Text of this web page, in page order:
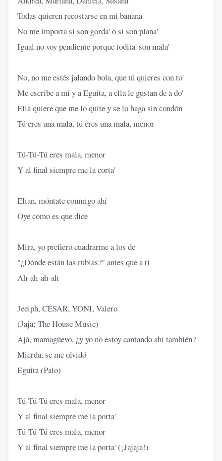
Todas quieren recostarse en mi banana
No me importa si son gorda' o si son plana'
Igual no voy pendiente porque todita' son mala'
No, no me estés jalando bola, que tú quieres con to'
Me escribe a mi y a Eguita, a ella le gustan de a do'
Ella quiere que me lo quite y se lo haga sin condón
Tú eres una mala, tú eres una mala, menor
Tú-Tú-Tú eres mala, menor
Y al final siempre me la corta'
Elian, móntate conmigo ahí
Oye cómo es que dice
Mira, yo prefiero cuadrarme a los de
"¿Dónde están las rubias?" antes que a ti
Ah-ah-ah-ah
Jeeiph, CÉSAR, YONI, Valero
(Jaja; The House Music)
Ajá, mamagüevo, ¿y yo no estoy cantando ahí también?
Mierda, se me olvidó
Eguita (Palo)
Tú-Tú-Tú eres mala, menor
Y al final siempre me la porta'
Tú-Tú-Tú eres mala, menor
Y al final siempre me la porta' (¡Jajaja!)